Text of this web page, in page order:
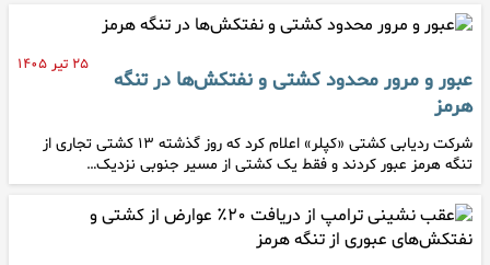
۲۵ تیر ۱۴۰۵
عبور و مرور محدود کشتی و نفتکش‌ها در تنگه
هرمز
شرکت ردیابی کشتی «کپلر» اعلام کرد که روز گذشته ۱۳ کشتی تجاری از
تنگه هرمز عبور کردند و فقط یک کشتی از مسیر جنوبی نزدیک…